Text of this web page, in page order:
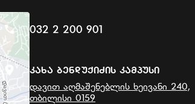
032 2 200 901
Კახა Ბენდუქიძის Კამპუსი
დავით აღმაშენებლის ხეივანი 240,
თბილისი 0159